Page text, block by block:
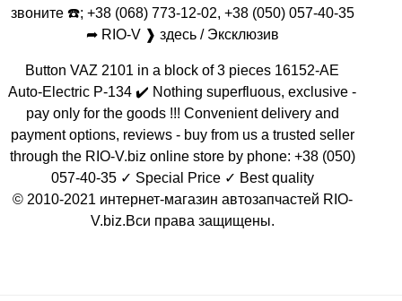
звоните ☎️; +38 (068) 773-12-02, +38 (050) 057-40-35
➦ RIO-V ❱ здесь / Эксклюзив
Button VAZ 2101 in a block of 3 pieces 16152-AE
Auto-Electric P-134 ✔️ Nothing superfluous, exclusive -
pay only for the goods !!! Convenient delivery and
payment options, reviews - buy from us a trusted seller
through the RIO-V.biz online store by phone: +38 (050)
057-40-35 ✓ Special Price ✓ Best quality
© 2010-2021 интернет-магазин автозапчастей RIO-
V.biz.Вси права защищены.